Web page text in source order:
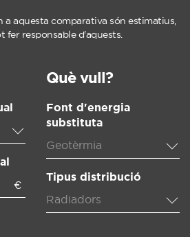
a aquesta comparativa són estimatius,
fer responsable d'aquests.
€
Què vull?
Font d'energia
substituta
Geotèrmia
Tipus distribució
Radiadors